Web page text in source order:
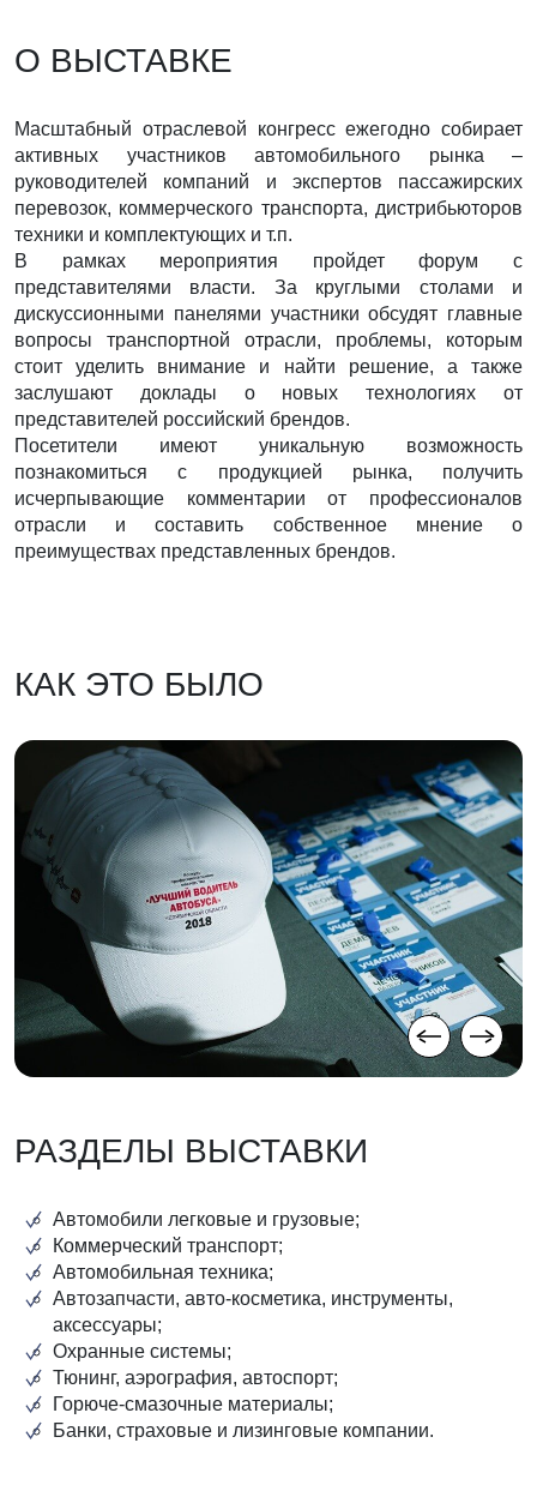
О ВЫСТАВКЕ
Масштабный отраслевой конгресс ежегодно собирает
активных участников автомобильного рынка –
руководителей компаний и экспертов пассажирских
перевозок, коммерческого транспорта, дистрибьюторов
техники и комплектующих и т.п.
В рамках мероприятия пройдет форум с
представителями власти. За круглыми столами и
дискуссионными панелями участники обсудят главные
вопросы транспортной отрасли, проблемы, которым
стоит уделить внимание и найти решение, а также
заслушают доклады о новых технологиях от
представителей российский брендов.
Посетители имеют уникальную возможность
познакомиться с продукцией рынка, получить
исчерпывающие комментарии от профессионалов
отрасли и составить собственное мнение о
преимуществах представленных брендов.
КАК ЭТО БЫЛО
РАЗДЕЛЫ ВЫСТАВКИ
Автомобили легковые и грузовые;
Коммерческий транспорт;
Автомобильная техника;
Автозапчасти, авто-косметика, инструменты,
аксессуары;
Охранные системы;
Тюнинг, аэрография, автоспорт;
Горюче-смазочные материалы;
Банки, страховые и лизинговые компании.